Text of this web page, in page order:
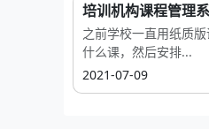
培训机构课程管理
之前学校一直用纸质
什么课，然后安排...
2021-07-09